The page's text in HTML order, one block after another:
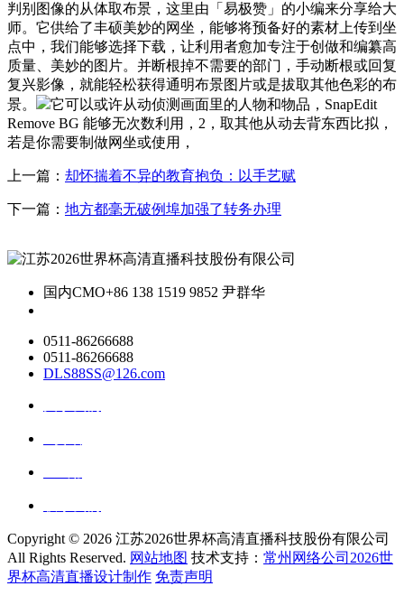
判别图像的从体取布景，这里由「易极赞」的小编来分享给大
师。它供给了丰硕美妙的网坐，能够将预备好的素材上传到坐
点中，我们能够选择下载，让利用者愈加专注于创做和编纂高
质量、美妙的图片。并断根掉不需要的部门，手动断根或回复
复兴影像，就能轻松获得通明布景图片或是拔取其他色彩的布
景。
它可以或许从动侦测画面里的人物和物品，SnapEdit
Remove BG 能够无次数利用，2，取其他从动去背东西比拟，
若是你需要制做网坐或使用，
上一篇： 却怀揣着不异的教育抱负：以手艺赋
下一篇： 地方都毫无破例埠加强了转务办理
国内CMO+86 138 1519 9852 尹群华
0511-86266688
0511-86266688
DLS88SS@126.com
Copyright © 2026 江苏2026世界杯高清直播科技股份有限公司
All Rights Reserved. 网站地图 技术支持： 常州网络公司2026世
界杯高清直播设计制作 免责声明